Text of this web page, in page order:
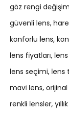
göz rengi
güvenli lens
konforlu lens
lens fiyatları
lens seçimi lens
mavi lens
renkli lensler